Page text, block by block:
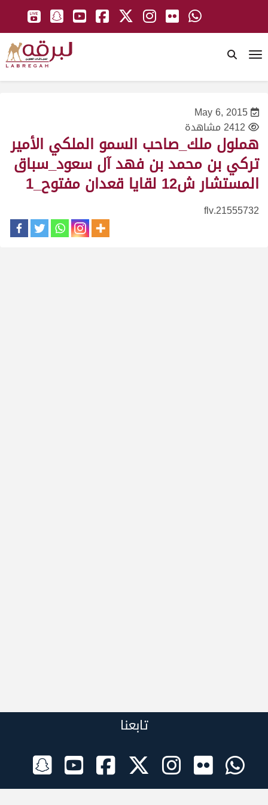
May 6, 2015
2412 مشاهدة
هملول ملك_صاحب السمو الملكي الأمير
تركي بن محمد بن فهد آل سعود_سباق
المستشار ش12 لقايا قعدان مفتوح_1
21555732.flv
تابعنا